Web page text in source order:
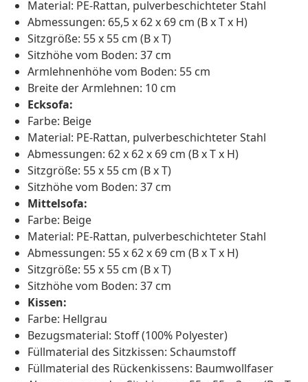
Material: PE-Rattan, pulverbeschichteter Stahl
Abmessungen: 65,5 x 62 x 69 cm (B x T x H)
Sitzgröße: 55 x 55 cm (B x T)
Sitzhöhe vom Boden: 37 cm
Armlehnenhöhe vom Boden: 55 cm
Breite der Armlehnen: 10 cm
Ecksofa:
Farbe: Beige
Material: PE-Rattan, pulverbeschichteter Stahl
Abmessungen: 62 x 62 x 69 cm (B x T x H)
Sitzgröße: 55 x 55 cm (B x T)
Sitzhöhe vom Boden: 37 cm
Mittelsofa:
Farbe: Beige
Material: PE-Rattan, pulverbeschichteter Stahl
Abmessungen: 55 x 62 x 69 cm (B x T x H)
Sitzgröße: 55 x 55 cm (B x T)
Sitzhöhe vom Boden: 37 cm
Kissen:
Farbe: Hellgrau
Bezugsmaterial: Stoff (100% Polyester)
Füllmaterial des Sitzkissen: Schaumstoff
Füllmaterial des Rückenkissens: Baumwollfaser